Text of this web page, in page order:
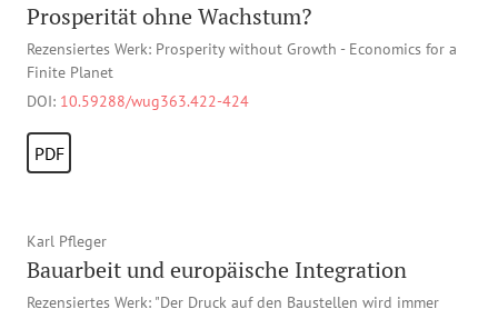
Prosperität ohne Wachstum?
Rezensiertes Werk: Prosperity without Growth - Economics for a
Finite Planet
DOI: 10.59288/wug363.422-424
PDF
Karl Pfleger
Bauarbeit und europäische Integration
Rezensiertes Werk: "Der Druck auf den Baustellen wird immer